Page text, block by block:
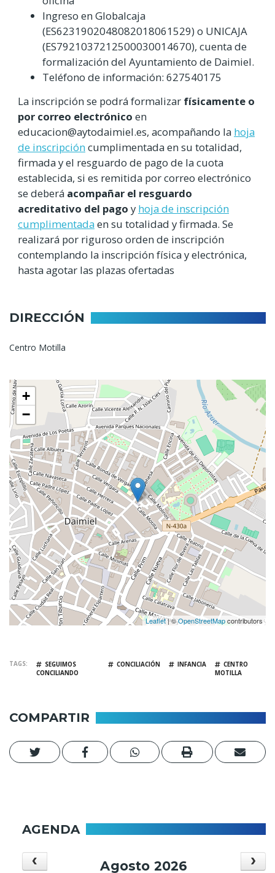
Ingreso en Globalcaja
(ES6231902048082018061529) o UNICAJA
(ES7921037212500030014670), cuenta de
formalización del Ayuntamiento de Daimiel.
Teléfono de información: 627540175
La inscripción se podrá formalizar físicamente o
por correo electrónico en
educacion@aytodaimiel.es, acompañando la hoja
de inscripcióncumplimentada en su totalidad,
firmada y el resguardo de pago de la cuota
establecida, si es remitida por correo electrónico
se deberá acompañar el resguardo
acreditativo del pago y hoja de inscripción
cumplimentadaen su totalidad y firmada. Se
realizará por riguroso orden de inscripción
contemplando la inscripción física y electrónica,
hasta agotar las plazas ofertadas
DIRECCIÓN
Centro Motilla
+
−
Leaflet| ©OpenStreetMapcontributors
TAGS
SEGUIMOS
CONCILIANDO
CONCILIACIÓN INFANCIA
CENTRO
MOTILLA
COMPARTIR
AGENDA
Agosto 2026